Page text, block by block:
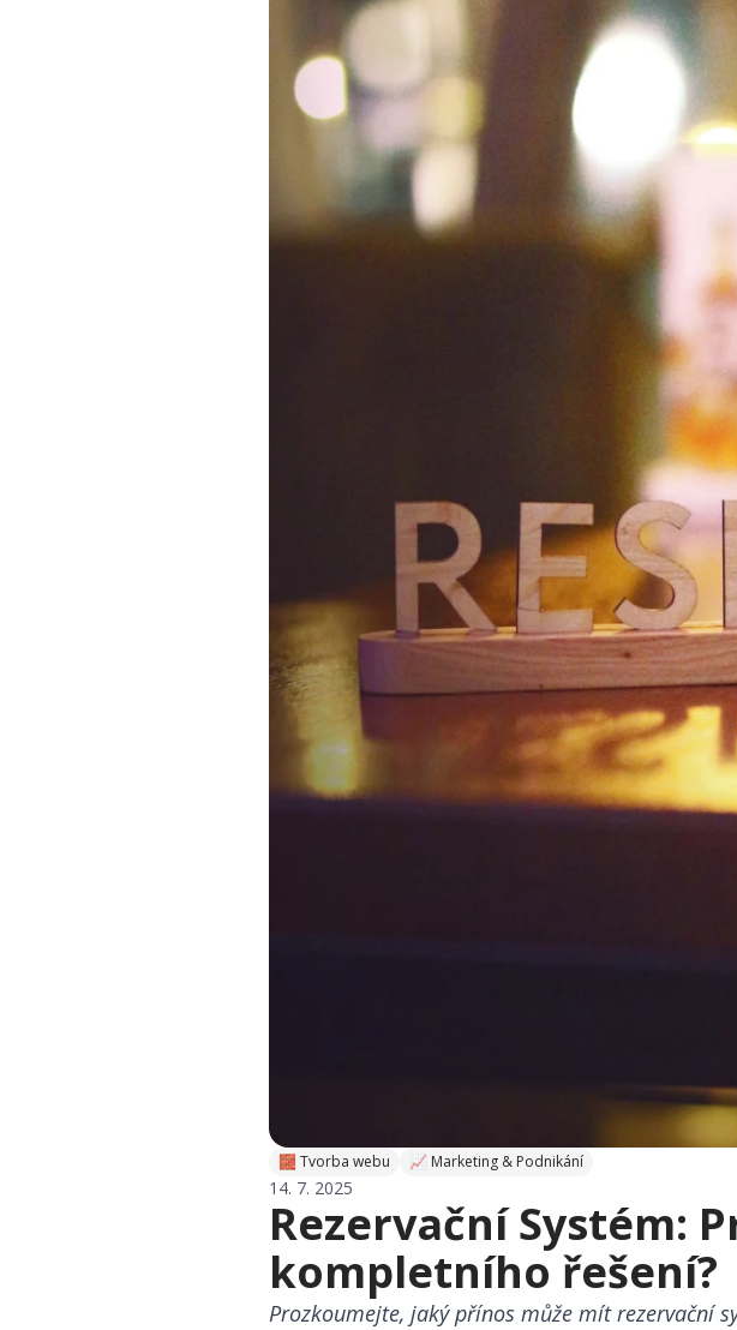
🧱 Tvorba webu 📈 Marketing & Podnikání
14. 7. 2025
Rezervační Systém:
kompletního řešení?
Prozkoumejte, jaký přínos může mít rezervační